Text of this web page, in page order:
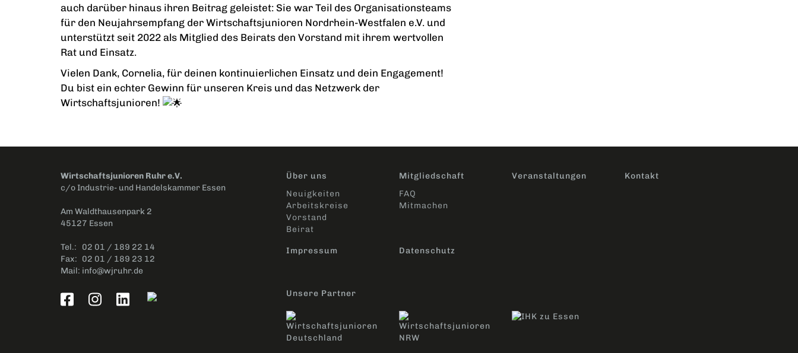
auch darüber hinaus ihren Beitrag geleistet: Sie war Teil des Organisationsteams
für den Neujahrsempfang der Wirtschaftsjunioren Nordrhein-Westfalen e.V. und
unterstützt seit 2022 als Mitglied des Beirats den Vorstand mit ihrem wertvollen
Rat und Einsatz.
Vielen Dank, Cornelia, für deinen kontinuierlichen Einsatz und dein Engagement!
Du bist ein echter Gewinn für unseren Kreis und das Netzwerk der
Wirtschaftsjunioren!
Wirtschaftsjunioren Ruhr e.V.
c/o Industrie- und Handelskammer Essen
Am Waldthausenpark 2
45127 Essen
Tel.:
02 01 / 189 22 14
Fax: 02 01 / 189 23 12
Mail: info@wjruhr.de
Über uns
Neuigkeiten
Arbeitskreise
Vorstand
Beirat
Mitgliedschaft
FAQ
Mitmachen
Veranstaltungen Kontakt
Impressum Datenschutz
Unsere Partner